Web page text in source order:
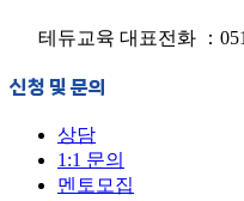
테듀교육 대표전화 ：
신청 및 문의
상담
1:1 문의
멘토모집